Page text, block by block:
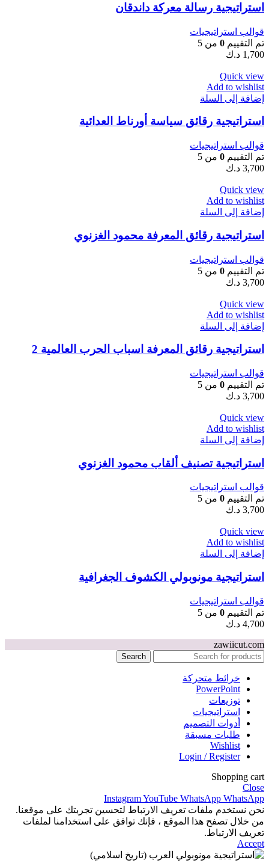
استراتيجية رسالة معركة داندقان
قوالب استراتيجيات
تم التقييم 0 من 5
1,700 د.ك
Quick view
Add to wishlist
إضافة إلى السلة
استراتيجية رقائق سياسة أورناط العدائية
قوالب استراتيجيات
تم التقييم 0 من 5
3,700 د.ك
Quick view
Add to wishlist
إضافة إلى السلة
استراتيجية رقائق المعرفة محمود الغزنوي
قوالب استراتيجيات
تم التقييم 0 من 5
3,700 د.ك
Quick view
Add to wishlist
إضافة إلى السلة
استراتيجية رقائق المعرفة اسباب الحرب العالمية 2
قوالب استراتيجيات
تم التقييم 0 من 5
3,700 د.ك
Quick view
Add to wishlist
إضافة إلى السلة
استراتيجية تصنيف ألقاب محمود الغزنوي
قوالب استراتيجيات
تم التقييم 0 من 5
3,700 د.ك
Quick view
Add to wishlist
إضافة إلى السلة
استراتيجية مونوبولي الكشوف الجغرافية
قوالب استراتيجيات
تم التقييم 0 من 5
4,700 د.ك
zawiicut.com
Search
خرائط متحركة
PowerPoint
توزيعات
استراتيجيات
أدوات التصميم
طلبات مسبقة
Wishlist
Login / Register
Shopping cart
Close
InstagramYouTube WhatsApp WhatsApp
نحن نستخدم ملفات تعريف الارتباط لتحسين تجربتك على موقعنا.
من خلال تصفح هذا الموقع ، فإنك توافق على استخدامنا لملفات
تعريف الارتباط.
Accept